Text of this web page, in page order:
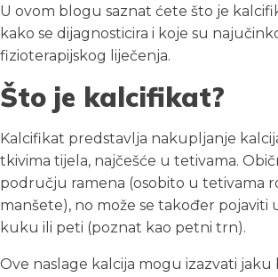
U ovom blogu saznat ćete što je
kako se dijagnosticira i koje su
fizioterapijskog liječenja.
Što je kalcifikat?
Kalcifikat predstavlja nakupljanje
tkivima tijela, najčešće u tetivama.
području ramena (osobito u tetivama
manšete), no može se također pojaviti
kuku ili peti (poznat kao petni trn).
Ove naslage kalcija mogu izazvati jaku